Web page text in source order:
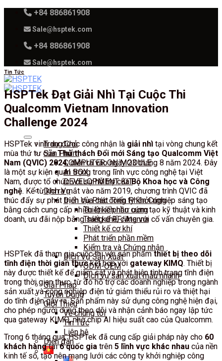
content
+84 886861908
Sale@hsptek.com
+84 886861908
Sale@hsptek.com
Trang Chủ
Sản Phẩm
COMPUTER ON MODULE
AI BOX
DEVELOPMENT KIT
Dịch Vụ
Dịch Vụ Phát Triển Phần Cứng
Thiết kế phần cứng
Thiết kế RF/Atenna
Thiết kế cơ khí
Phát triển phần mềm
Kiểm tra và Chứng nhận
Dịch Vụ Sản Xuất
ODM-OEM
Dịch vụ sản xuất mẫu nhanh
Giải Pháp
Tuyển Dụng
Giới Thiệu
Về chúng tôi
Tin Tức
Liên hệ
Diễn đàn
Tin Tức
HSPTek Đạt Giải Nhì Tại Cuộc Thi
Qualcomm Vietnam Innovation
Challenge 2024
HSPTek vinh dự được công nhận là giải nhì tại vòng chung kết
mùa thứ tư củaThử thách Đổi mới Sáng tạo Qualcomm Việt
Nam (QVIC) 2024, diễn ra vào ngày 23 tháng 8 năm 2024. Đây
là một sự kiện quan trọng trong lĩnh vực công nghệ tại Việt
Nam, được tổ chức với sự hỗ trợ củaBộ Khoa học và Công
nghệ. Kể từ khi ra mắt vào năm 2019, chương trình QVIC đã
thúc đẩy sự phát triển của các công ty khởi nghiệp sáng tạo
bằng cách cung cấp nhiều lợi ích như ươm tạo kỹ thuật và kinh
doanh, ưu đãi nộp bằng sáng chế, cùng với cố vấn chuyên gia.
HSPTek đã tham gia cuộc thi với sản phẩmthiết bị theo dõi
tĩnh điện thời gian thựckết hợp với gateway KIMQ. Thiết bị
này được thiết kế để giám sát và phát hiện tình trạng tĩnh điện
trong thời gian thực, từ đó hỗ trợ các doanh nghiệp trong ngành
sản xuất và công nghiệp điện tử giảm thiểu rủi ro và thiệt hại
do tĩnh điện gây ra. Sản phẩm này sử dụng công nghệ hiện đại,
cho phép người dùng theo dõi và nhận cảnh báo ngay lập tức
qua gateway KIMQ, nhờ chip AI hiệu suất cao của Qualcomm.
Trong 6 tháng qua, HSPTek đã cung cấp giải pháp này cho 60
khách hàngtại6 quốc gia trên 5 lĩnh vực khác nhau của nền
kinh tế số, tạo nên mạng lưới các công ty khởi nghiệp công